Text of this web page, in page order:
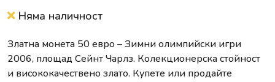
Няма наличност
Златна монета 50 евро – Зимни олимпийски игри
2006, площад Сейнт Чарлз. Колекционерска стойност
и висококачествено злато. Купете или продайте